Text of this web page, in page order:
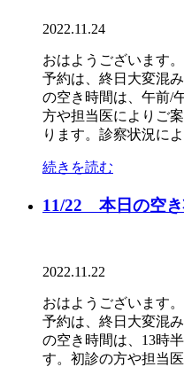
2022.11.24
おはようございます
予約は、終日大変混
の空き時間は、午前/
方や担当医によりご
ります。診察状況に
続きを読む
11/22 本日の空
2022.11.22
おはようございます
予約は、終日大変混
の空き時間は、13時
す。初診の方や担当